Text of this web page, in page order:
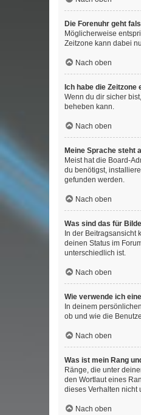
Die Forenuhr geht
Möglicherweise
Zeitzone kann dabei
Nach oben
Ich habe die
Wenn du dir sicher
beheben kann.
Nach oben
Meine Sprache steht
Meist hat die Board-
du benötigst,
gefunden werden.
Nach oben
Was sind das für
In der Beitragsansicht
deinen Status im
unterschiedlich ist.
Nach oben
Wie verwende ich
In deinem
ob und wie die
Nach oben
Was ist mein Rang
Ränge, die unter
den Wortlaut eines
dieses Verhalten nicht
Nach oben